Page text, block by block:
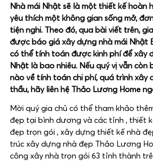
Nhà mái Nhật sẽ là một thiết kế hoàn
yêu thích một không gian sống mở,
tiện nghi. Theo đó, qua bài viết trên,
đượcbáo giá xây dựng nhà mái Nhật
có thể tính toán được kinh phí để xây
Nhật là bao nhiêu. Nếu quý vị vẫn còn
nào về tính toán chi phí, quá trình xây
thầu, hãy liên hệ Thảo Lương Home
Mời quý gia chủ có thể tham khảo
đẹp tại bình dương và các tỉnh , thiết
đẹp trọn gói , xây dựng thiết kế nhà
trúc xây dựng nhà đẹp Thảo Lương
công xây nhà trọn gói 63 tỉnh thành